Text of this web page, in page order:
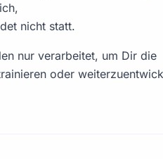
nicht statt.
nur verarbeitet, um Dir die
oder